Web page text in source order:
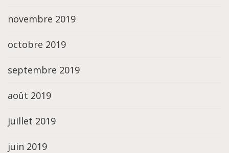
novembre 2019
octobre 2019
septembre 2019
août 2019
juillet 2019
juin 2019